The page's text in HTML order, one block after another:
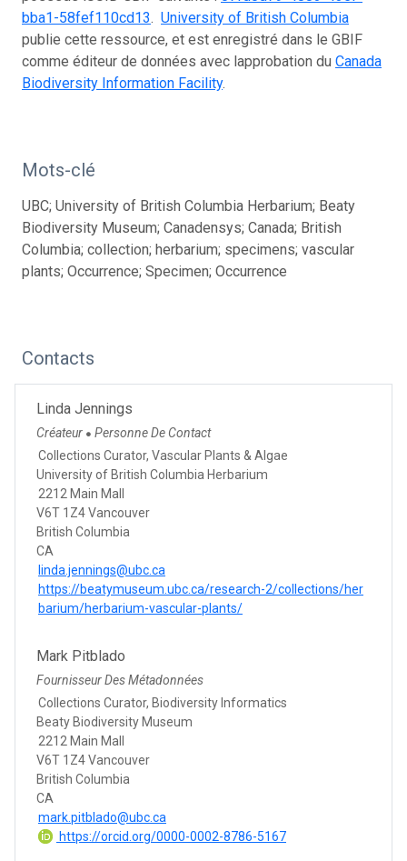
bba1-58fef110cd13. University of British Columbia
publie cette ressource, et est enregistré dans le GBIF
comme éditeur de données avec lapprobation du Canada
Biodiversity Information Facility.
Mots-clé
UBC; University of British Columbia Herbarium; Beaty
Biodiversity Museum; Canadensys; Canada; British
Columbia; collection; herbarium; specimens; vascular
plants; Occurrence; Specimen; Occurrence
Contacts
Linda Jennings
Créateur ● Personne De Contact
Collections Curator, Vascular Plants & Algae
University of British Columbia Herbarium
2212 Main Mall
V6T 1Z4 Vancouver
British Columbia
CA
linda.jennings@ubc.ca
https://beatymuseum.ubc.ca/research-2/collections/her
barium/herbarium-vascular-plants/
Mark Pitblado
Fournisseur Des Métadonnées
Collections Curator, Biodiversity Informatics
Beaty Biodiversity Museum
2212 Main Mall
V6T 1Z4 Vancouver
British Columbia
CA
mark.pitblado@ubc.ca
https://orcid.org/0000-0002-8786-5167